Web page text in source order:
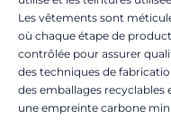
Les vêtements sont
où chaque étape de
contrôlée pour assurer
des techniques de
des emballages
une empreinte carbone